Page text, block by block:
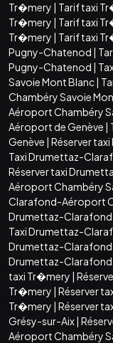
Tr�mery | Tarif taxi
Tr�mery | Tarif taxi
Tr�mery | Tarif taxi
Pugny-Chatenod |
Pugny-Chatenod |
Savoie Mont Blanc|
Chambéry Savoie
Aéroport Chambéry
Aéroport de Genève |
Genève | Réserver
Taxi Drumettaz-
Réserver taxi
Aéroport Chambéry
Clarafond-Aéroport
Drumettaz-
Taxi Drumettaz-
Drumettaz-
Drumettaz-
taxi Tr�mery |
Tr�mery | Réserver
Tr�mery | Réserver
Grésy-sur-Aix|
Aéroport Chambéry